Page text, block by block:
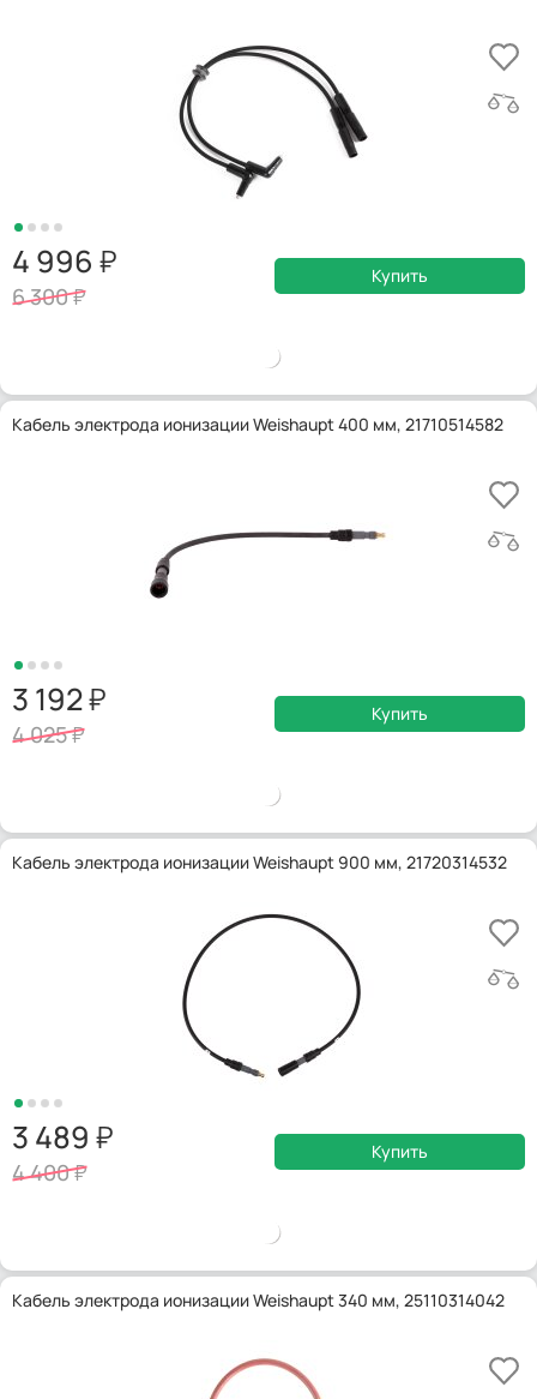
4 996
6 300
Купить
Кабель электрода ионизации Weishaupt 400 мм, 21710514582
3 192
4 025
Купить
Кабель электрода ионизации Weishaupt 900 мм, 21720314532
3 489
4 400
Купить
Кабель электрода ионизации Weishaupt 340 мм, 25110314042